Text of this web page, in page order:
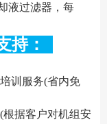
液过滤器，每
持：
训服务(省内免
据客户对机组安